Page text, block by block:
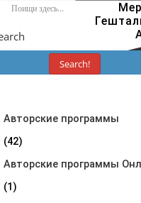
Search!
Авторские программы
(42)
Авторские программы
(1)